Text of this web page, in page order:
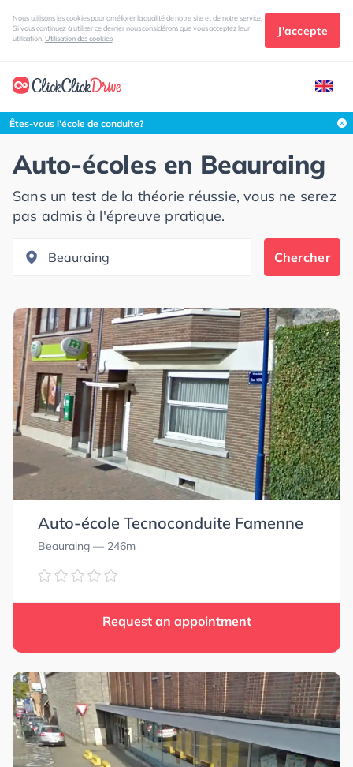
Nous utilisons les cookies pour améliorer la qualité de notre site et de notre service.
Si vous continuez à utiliser ce dernier nous considérons que vous acceptez leur
utilisation. Utilisation des cookies
J'accepte
Êtes-vous l'école de conduite?
Auto-écoles en Beauraing
Sans un test de la théorie réussie, vous ne serez
pas admis à l'épreuve pratique.
Chercher
Auto-école Tecnoconduite Famenne
Beauraing — 246m
Request an appointment